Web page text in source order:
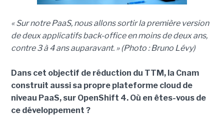
« Sur notre PaaS, nous allons sortir la première version
de deux applicatifs back-office en moins de deux ans,
contre 3 à 4 ans auparavant. » (Photo : Bruno Lévy)
Dans cet objectif de réduction du TTM, la Cnam
construit aussi sa propre plateforme cloud de
niveau PaaS, sur OpenShift 4. Où en êtes-vous de
ce développement ?